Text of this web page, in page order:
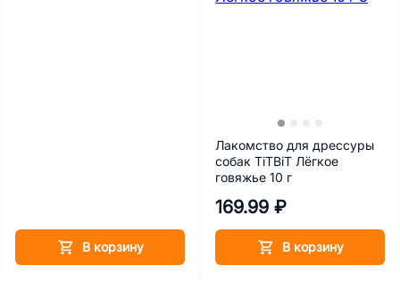
В корзину
Лакомство для дрессуры
собак TiTBiT Лёгкое
говяжье 10 г
169.99 ₽
В корзину